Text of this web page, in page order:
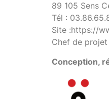
89 105 Sens
Tél :
Site :https://
Chef de projet
Conception,